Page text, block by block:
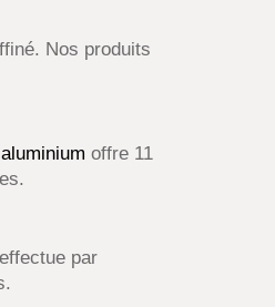
Nos produits
offre 11
par